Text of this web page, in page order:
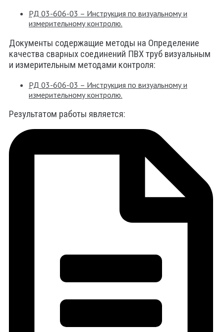
РД 03-606-03 – Инструкция по визуальному и
измерительному контролю.
Документы содержащие методы на Определение
качества сварных соединений ПВХ труб визуальным
и измерительным методами контроля:
РД 03-606-03 – Инструкция по визуальному и
измерительному контролю.
Результатом работы является: